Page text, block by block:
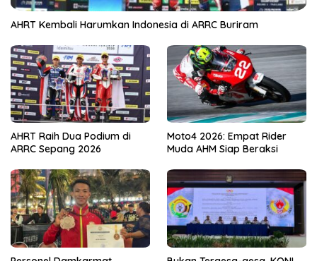
AHRT Kembali Harumkan Indonesia di ARRC Buriram
AHRT Raih Dua Podium di
ARRC Sepang 2026
Moto4 2026: Empat Rider
Muda AHM Siap Beraksi